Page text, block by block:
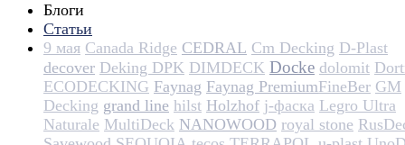
Блоги
Статьи
9 мая Canada Ridge CEDRAL Cm Decking D-Plast
decover Deking DPK DIMDECK Docke dolomit
ECODECKING Faynag Faynag Premium​​​​​​​​​​FineBer GM
Decking grand line hilst Holzhof j-фаска Legro Ultra
Naturale MultiDeck NANOWOOD royal stone